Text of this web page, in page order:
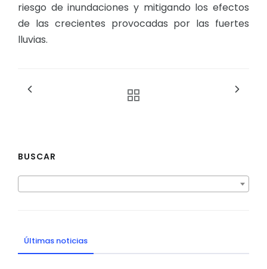
riesgo de inundaciones y mitigando los efectos
de las crecientes provocadas por las fuertes
lluvias.
BUSCAR
Últimas noticias